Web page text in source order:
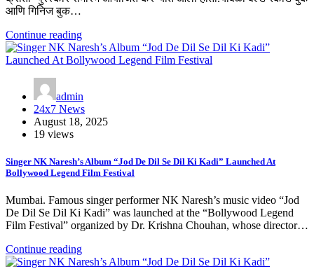
आणि गिनिज बुक…
Continue reading
admin
24x7 News
August 18, 2025
19 views
Singer NK Naresh’s Album “Jod De Dil Se Dil Ki Kadi” Launched At
Bollywood Legend Film Festival
Mumbai. Famous singer performer NK Naresh’s music video “Jod
De Dil Se Dil Ki Kadi” was launched at the “Bollywood Legend
Film Festival” organized by Dr. Krishna Chouhan, whose director…
Continue reading